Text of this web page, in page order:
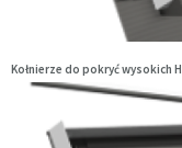
Kołnierze do pokryć wysokich H